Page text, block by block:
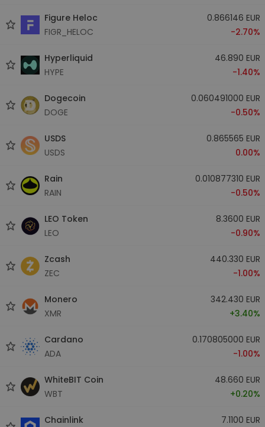
Figure Heloc
FIGR_HELOC
0.866146 EUR
-2.70%
Hyperliquid
HYPE
46.890 EUR
-1.40%
Dogecoin
DOGE
0.060491000 EUR
-0.50%
USDS
USDS
0.865565 EUR
0.00%
Rain
RAIN
0.010877310 EUR
-0.50%
LEO Token
LEO
8.3600 EUR
-0.90%
Zcash
ZEC
440.330 EUR
-1.00%
Monero
XMR
342.430 EUR
+3.40%
Cardano
ADA
0.170805000 EUR
-1.00%
WhiteBIT Coin
WBT
48.660 EUR
+0.20%
Chainlink
7.1100 EUR